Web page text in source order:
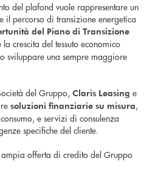
del plafond vuole rappresentare un
il percorso di transizione energetica
del Piano di Transizione
crescita del tessuto economico
sviluppare una sempre maggiore
del Gruppo, Claris Leasing e
soluzioni finanziarie su misura,
e servizi di consulenza
specifiche del cliente.
ampia offerta di credito del Gruppo